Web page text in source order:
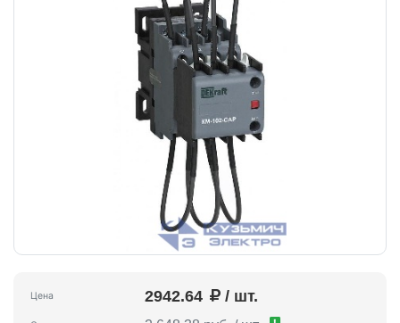
Цена 2942.64 / шт.